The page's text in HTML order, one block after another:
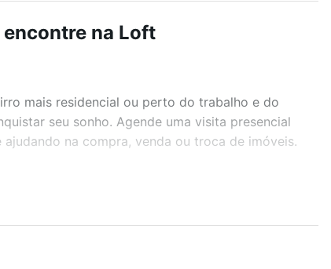
encontre na Loft
mais residencial ou perto do trabalho e do
seu sonho. Agende uma visita presencial
na compra, venda ou troca de imóveis.
salão de festas ou área verde e encontrar